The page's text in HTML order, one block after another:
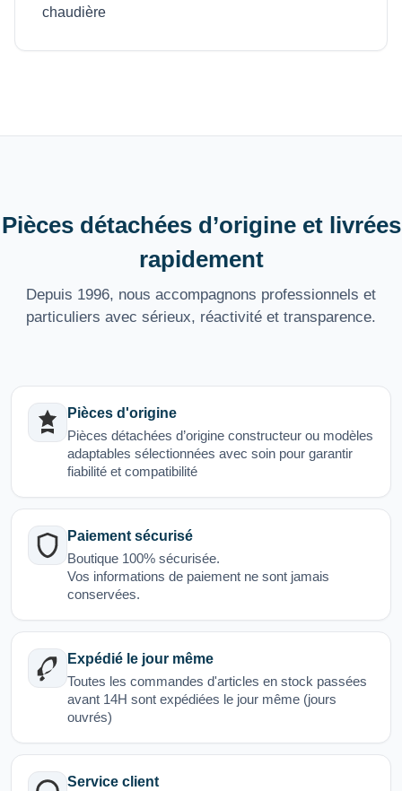
chaudière
Pièces détachées d’origine et livrées
rapidement
Depuis 1996, nous accompagnons professionnels et
particuliers avec sérieux, réactivité et transparence.
Pièces d'origine
Pièces détachées d’origine constructeur ou modèles
adaptables sélectionnées avec soin pour garantir
fiabilité et compatibilité
Paiement sécurisé
Boutique 100% sécurisée.
Vos informations de paiement ne sont jamais
conservées.
Expédié le jour même
Toutes les commandes d'articles en stock passées
avant 14H sont expédiées le jour même (jours
ouvrés)
Service client